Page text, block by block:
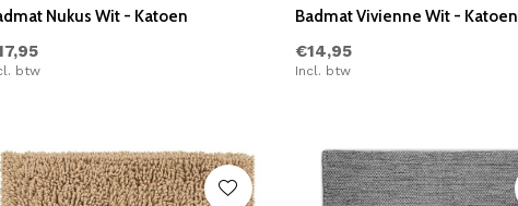
Nukus Wit - Katoen
btw
Badmat Vivienne Wit - Katoen
€14,95
Incl. btw